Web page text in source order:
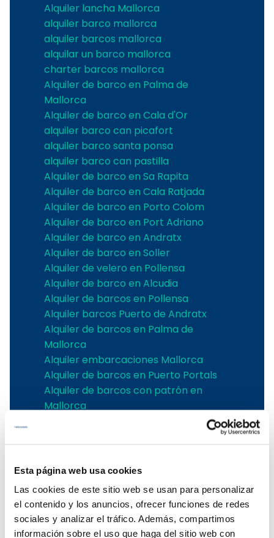
Esta página web usa cookies
Las cookies de este sitio web se usan para personalizar
el contenido y los anuncios, ofrecer funciones de redes
sociales y analizar el tráfico. Además, compartimos
información sobre el uso que haga del sitio web con
Alquiler lancha Mallorca
alquiler barco mallorca
alquiler barcos mallorca
alquilar un barco mallorca
charter barcos mallorca
Alquiler de barco en Palma de
Mallorca
Alquiler de barco en Cala d'Or
alquiler barco can picafort
alquiler barco santa ponsa
alquiler barco can pastilla
Alquiler de barco en Sa Rapita
Alquiler de barco en Cala Ratjada
Alquiler de barco en Porto Colom
Alquiler de barco en Port Adriano
Alquiler de barco en Andratx
Alquiler de barco en Soller
Alquiler de velero en Pollensa
Alquiler de barco en Alcudia
Alquiler de barcos en Pollensa
Alquiler barcos Puerto de Andratx
Alquiler de barcos en Palma de
Mallorca
Alquiler embarcaciones Mallorca
Alquiler de barcos en Puerto Portals
Alquiler de barcos con patrón en
Mallorca
Alquiler de barcos en el Club de Mar
Mallorca
Los mejores astilleros
Alquiler velero Jeanneau Mallorca